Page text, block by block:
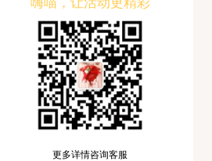
更多详情咨询客服